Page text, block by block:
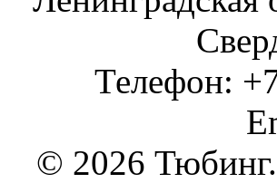
Телефон:
© 2026